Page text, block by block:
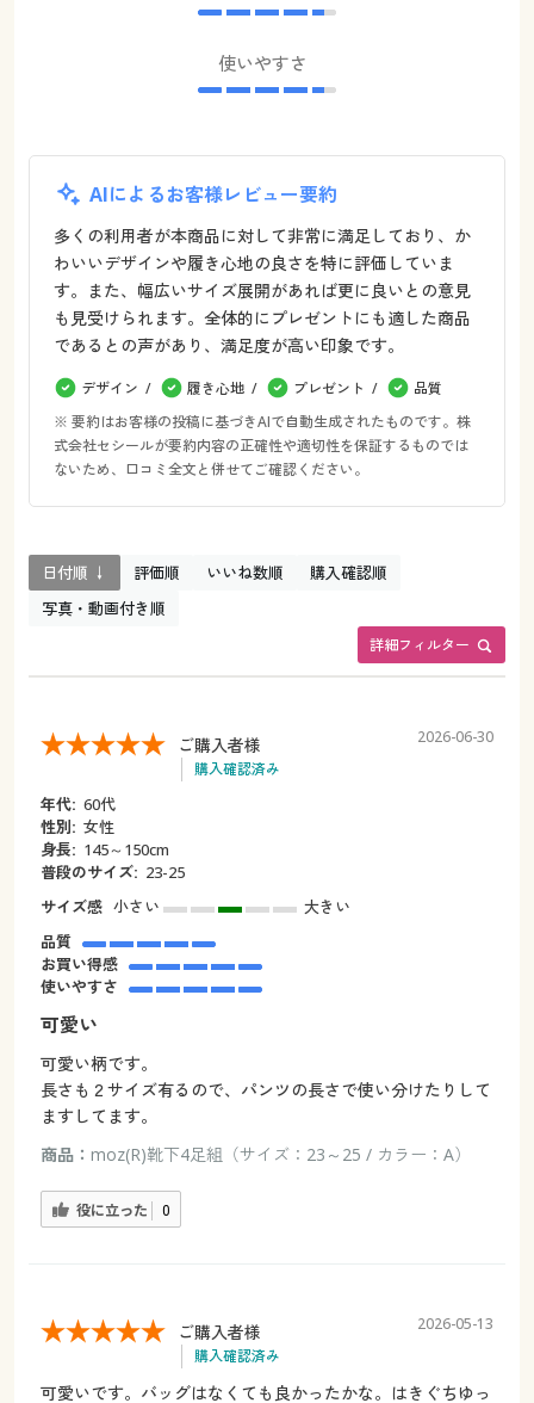
使いやすさ
AIによるお客様レビュー要約
多くの利用者が本商品に対して非常に満足しており、か
わいいデザインや履き心地の良さを特に評価していま
す。また、幅広いサイズ展開があれば更に良いとの意見
も見受けられます。全体的にプレゼントにも適した商品
であるとの声があり、満足度が高い印象です。
デザイン 履き心地 プレゼント
品質
※ 要約はお客様の投稿に基づきAIで自動生成されたものです。株
式会社セシールが要約内容の正確性や適切性を保証するものでは
ないため、口コミ全文と併せてご確認ください。
詳細フィルター
日付順 ↓ 評価順 いいね数順
購入確認順
写真・動画付き順
ご購入者様
購入確認済み
2026-06-30
年代: 60代
性別: 女性
身長: 145～150cm
普段のサイズ: 23-25
サイズ感 小さい
大きい
品質
お買い得感
使いやすさ
可愛い
可愛い柄です。
長さも２サイズ有るので、パンツの長さで使い分けたりして
ますしてます。
商品： moz(R)靴下4足組（サイズ：23～25 / カラー：A）
役に立った 0
ご購入者様
購入確認済み
2026-05-13
可愛いです。バッグはなくても良かったかな。はきぐちゆっ